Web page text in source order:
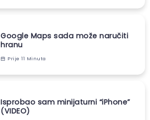
Google Maps sada može naručiti
hranu
Prije 11 Minuta
Isprobao sam minijaturni “iPhone”
(VIDEO)